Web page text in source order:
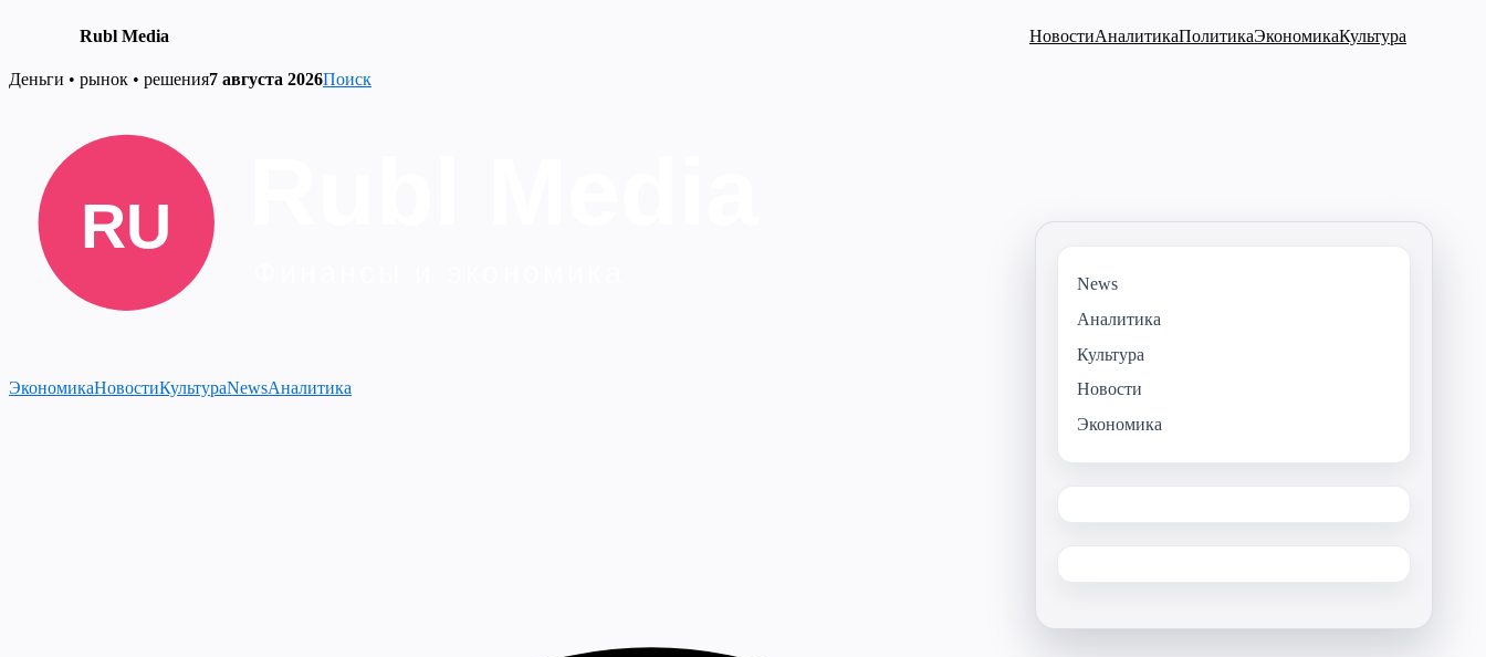
Rubl Media НовостиАналитикаПолитикаЭкономикаКультура
Skip
Деньги • рынок • решения7 августа 2026Поиск
ЭкономикаНовостиКультураNewsАналитика
News
Аналитика
Культура
Новости
Экономика